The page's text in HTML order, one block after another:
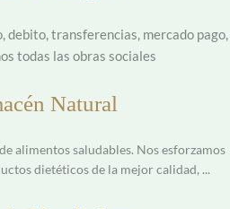
debito, transferencias, mercado pago,
todas las obras sociales
Natural
alimentos saludables. Nos esforzamos
dietéticos de la mejor calidad, ...